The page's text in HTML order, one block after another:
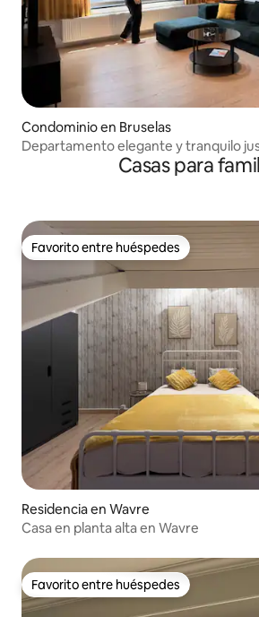
Condominio en Bruselas
Departamento elegante y tranquilo
Casas para
Favorito entre huéspedes
Favorito entre huéspedes
Residencia en Wavre
Casa en planta alta en Wavre
Favorito entre huéspedes
Favorito entre huéspedes